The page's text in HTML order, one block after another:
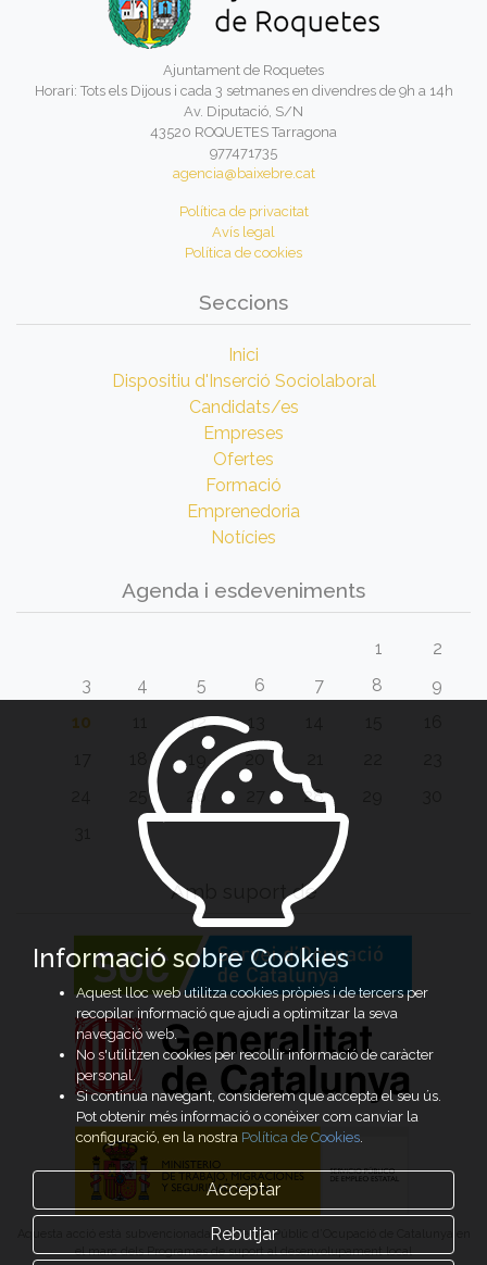
Ajuntament de Roquetes
Horari: Tots els Dijous i cada 3 setmanes en divendres de 9h a 14h
Av. Diputació, S/N
43520 ROQUETES Tarragona
977471735
agencia@baixebre.cat
Política de privacitat
Avís legal
Política de cookies
Seccions
Inici
Dispositiu d'Inserció Sociolaboral
Candidats/es
Empreses
Ofertes
Formació
Emprenedoria
Notícies
Agenda i esdeveniments
1
2
3
4 5 6 7 8
9
10
12 13
20
26 28
Amb suport de
Aquesta acció està subvencionada pel Servei Públic d’Ocupació de Catalunya en
el marc dels Programes de suport al desenvolupament local
Informació sobre Cookies
Aquest lloc web utilitza cookies pròpies i de tercers per
recopilar informació que ajudi a optimitzar la seva
navegació web.
No s'utilitzen cookies per recollir informació de caràcter
personal.
Si continua navegant, considerem que accepta el seu ús.
Pot obtenir més informació o conèixer com canviar la
configuració, en la nostra Política de Cookies.
Acceptar
Rebutjar